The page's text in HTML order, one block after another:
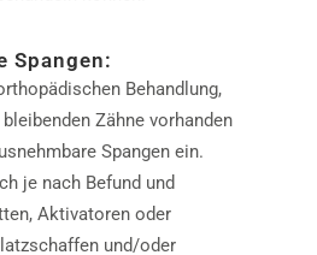
Spangen:
Behandlung,
Zähne vorhanden
Spangen ein.
je nach Befund und
Aktivatoren oder
und/oder